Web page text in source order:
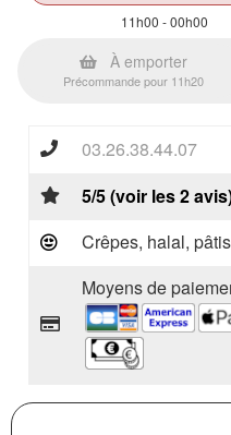
11h00 - 00h00
À emporter
Précommande pour 11h20
03.26.38.44.07
5/5 (voir les 2
Crêpes, halal,
Moyens de